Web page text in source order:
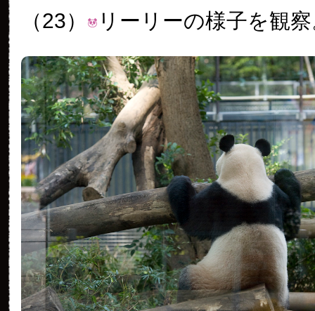
（23） リーリーの様子を観